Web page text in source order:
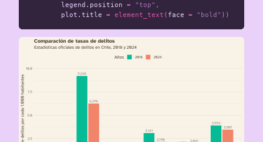
legend.position = "top" ,
plot.title = element_text ( face = "bold" ))